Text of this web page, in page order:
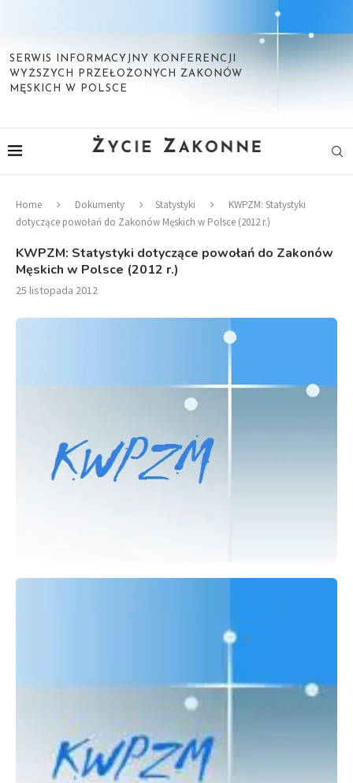
SERWIS INFORMACYJNY KONFERENCJI
WYŻSZYCH PRZEŁOŻONYCH ZAKONÓW
MĘSKICH W POLSCE
Home Dokumenty Statystyki
KWPZM: Statystyki
dotyczące powołań do Zakonów Męskich w Polsce (2012 r.)
KWPZM: Statystyki dotyczące powołań do Zakonów
Męskich w Polsce (2012 r.)
25 listopada 2012